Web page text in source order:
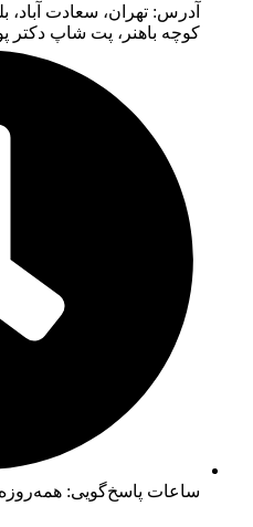
آدرس: تهران، سعادت آباد،
کوچه باهنر، پت شاپ دکتر
ساعات پاسخ‌گویی: همه‌روزه 10 صبح تا 10 شب